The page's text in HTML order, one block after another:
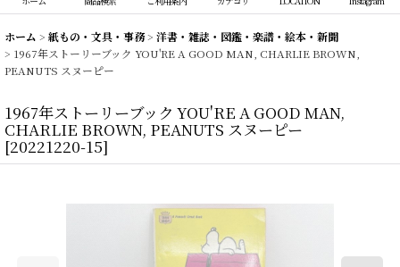
ホーム > 紙もの・文具・事務> 洋書・雑誌・図鑑・楽譜・絵本・新聞
> 1967年ストーリーブック YOU'RE A GOOD MAN, CHARLIE BROWN,
PEANUTS スヌーピー
1967年ストーリーブック YOU'RE A GOOD MAN,
CHARLIE BROWN, PEANUTS スヌーピー
[20221220-15]